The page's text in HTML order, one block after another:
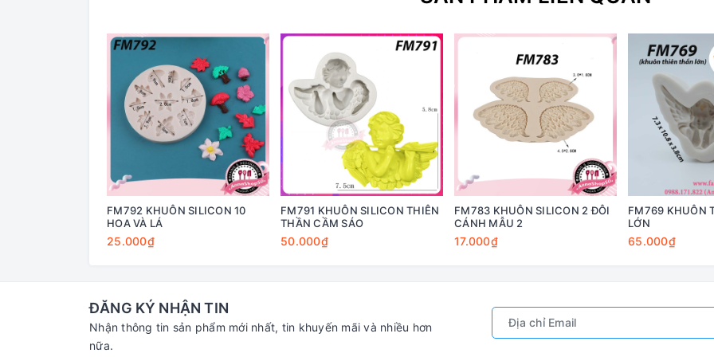
FM792 KHUÔN SILICON 10
HOA VÀ LÁ
25.000₫
FM791 KHUÔN SILICON THIÊN
THẦN CẦM SÁO
50.000₫
FM783 KHUÔN SILICON 2 ĐÔI
CÁNH MẪU 2
17.000₫
FM769 KHUÔN
LỚN
65.000₫
ĐĂNG KÝ NHẬN TIN
Nhận thông tin sản phẩm mới nhất, tin khuyến mãi và nhiều hơn
nữa.